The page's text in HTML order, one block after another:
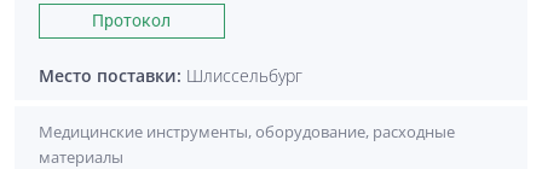
Протокол
Место поставки: Шлиссельбург
Медицинские инструменты, оборудование, расходные
материалы